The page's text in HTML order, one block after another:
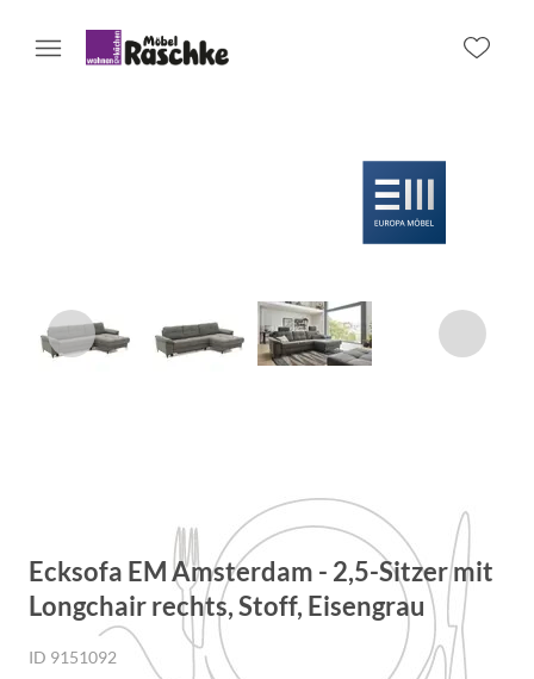
Ecksofa EM Amsterdam - 2,5-Sitzer mit
Longchair rechts, Stoff, Eisengrau
ID 9151092